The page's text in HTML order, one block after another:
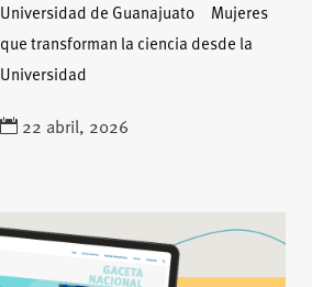
Universidad de Guanajuato Mujeres
que transforman la ciencia desde la
Universidad
22 abril, 2026